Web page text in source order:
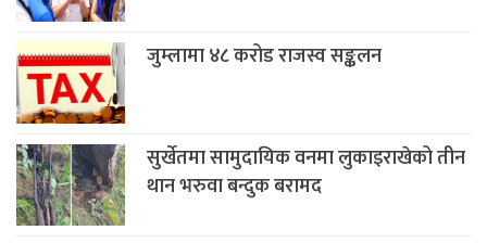
जुम्लामा ४८ करोड राजस्व सङ्कलन
सुर्खेतमा सामुदायिक वनमा लुकाइराखेको तीन
थान भरुवा बन्दुक बरामद